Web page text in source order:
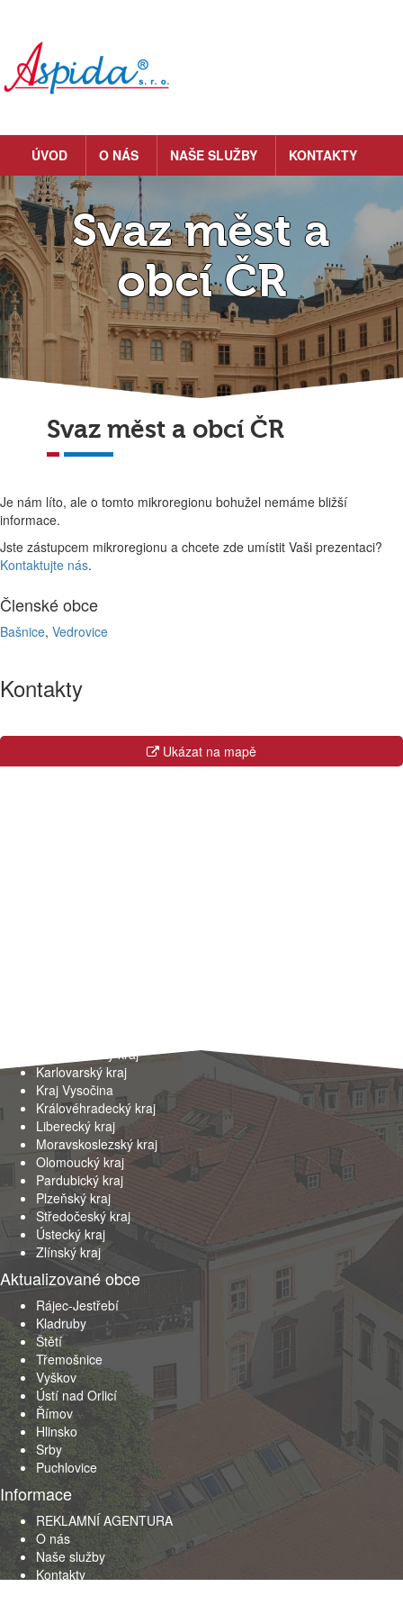
ÚVOD O NÁS NAŠE SLUŽBY KONTAKTY
Svaz měst a
obcí ČR
Svaz měst a obcí ČR
Je nám líto, ale o tomto mikroregionu bohužel nemáme bližší
informace.
Jste zástupcem mikroregionu a chcete zde umístit Vaši prezentaci?
Kontaktujte nás.
Členské obce
Bašnice, Vedrovice
Kontakty
Ukázat na mapě
Jihomoravský kraj
Karlovarský kraj
Kraj Vysočina
Královéhradecký kraj
Liberecký kraj
Moravskoslezský kraj
Olomoucký kraj
Pardubický kraj
Plzeňský kraj
Středočeský kraj
Ústecký kraj
Zlínský kraj
Aktualizované obce
Rájec-Jestřebí
Kladruby
Štětí
Třemošnice
Vyškov
Ústí nad Orlicí
Římov
Hlinsko
Srby
Puchlovice
Informace
REKLAMNÍ AGENTURA
O nás
Naše služby
Kontakty